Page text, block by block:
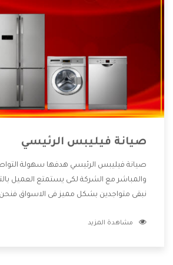
صيانة فيليبس الرئيسي
صيانة فيليبس الرئيسي هدفها سهولة
والمباشر مع الشركة لكى يستمتع العميل
نبقى متواجدين بشكل مميز فى الاسواق
الشركة بها والتى تكون منها خدمة الصيانة
مشاهدة المزيد